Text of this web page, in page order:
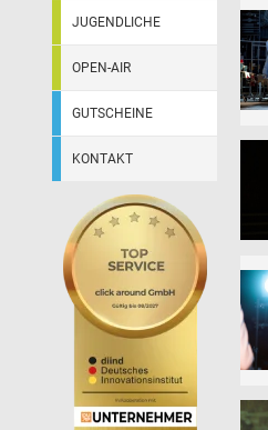
JUGENDLICHE
OPEN-AIR
GUTSCHEINE
KONTAKT